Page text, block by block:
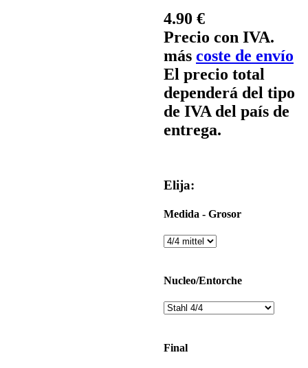
4.90 €
Precio con IVA.
más coste de envío
El precio total
dependerá del tipo
de IVA del país de
entrega.
Elija:
Medida - Grosor
Nucleo/Entorche
Final